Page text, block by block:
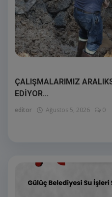
ÇALIŞMALARIMIZ
EDİYOR...
editor Ağustos 5, 2026 0